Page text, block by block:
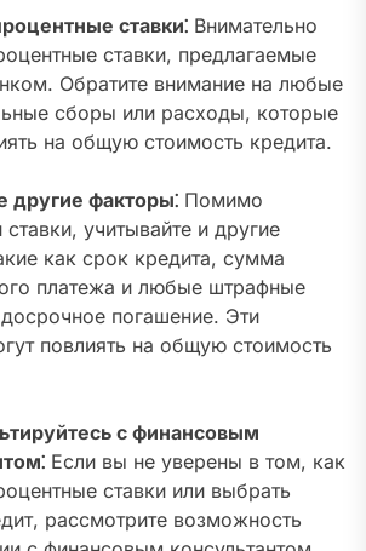
ставки⁚ Внимательно
ставки, предлагаемые
Обратите внимание на любые
сборы или расходы, которые
на общую стоимость кредита.
другие факторы⁚ Помимо
ставки, учитывайте и другие
как срок кредита, сумма
платежа и любые штрафные
погашение. Эти
повлиять на общую стоимость
с финансовым
Если вы не уверены в том, как
ставки или выбрать
рассмотрите возможность